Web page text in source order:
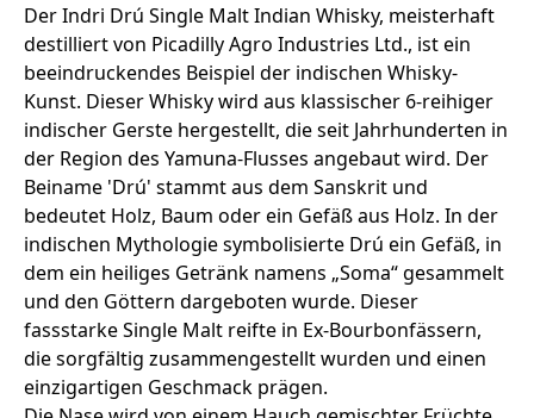
Der Indri Drú Single Malt Indian Whisky, meisterhaft
destilliert von Picadilly Agro Industries Ltd., ist ein
beeindruckendes Beispiel der indischen Whisky-
Kunst. Dieser Whisky wird aus klassischer 6-reihiger
indischer Gerste hergestellt, die seit Jahrhunderten in
der Region des Yamuna-Flusses angebaut wird. Der
Beiname 'Drú' stammt aus dem Sanskrit und
bedeutet Holz, Baum oder ein Gefäß aus Holz. In der
indischen Mythologie symbolisierte Drú ein Gefäß, in
dem ein heiliges Getränk namens „Soma“ gesammelt
und den Göttern dargeboten wurde. Dieser
fassstarke Single Malt reifte in Ex-Bourbonfässern,
die sorgfältig zusammengestellt wurden und einen
einzigartigen Geschmack prägen.